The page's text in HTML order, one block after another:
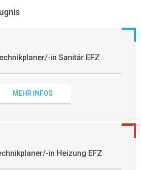
in Sanitär EFZ
MEHR INFOS
in Heizung EFZ